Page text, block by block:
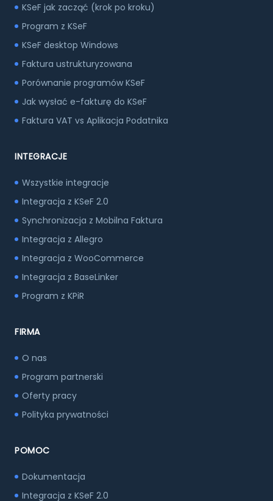
KSeF jak zacząć (krok po kroku)
Program z KSeF
KSeF desktop Windows
Faktura ustrukturyzowana
Porównanie programów KSeF
Jak wysłać e-fakturę do KSeF
Faktura VAT vs Aplikacja Podatnika
INTEGRACJE
Wszystkie integracje
Integracja z KSeF 2.0
Synchronizacja z Mobilna Faktura
Integracja z Allegro
Integracja z WooCommerce
Integracja z BaseLinker
Program z KPiR
FIRMA
O nas
Program partnerski
Oferty pracy
Polityka prywatności
POMOC
Dokumentacja
Integracja z KSeF 2.0